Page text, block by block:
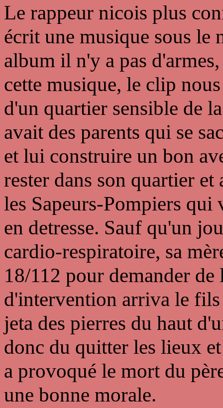
Le rappeur nicois plus
écrit une musique sous le
album il n'y a pas
cette musique, le clip
d'un quartier sensible de
avait des parents qui se
et lui construire un bon
rester dans son quartier et
les Sapeurs-Pompiers qui
en detresse. Sauf qu'un
cardio-respiratoire, sa
18/112 pour demander
d'intervention arriva le
jeta des pierres du haut
donc du quitter les lieux
a provoqué le mort du
une bonne morale.